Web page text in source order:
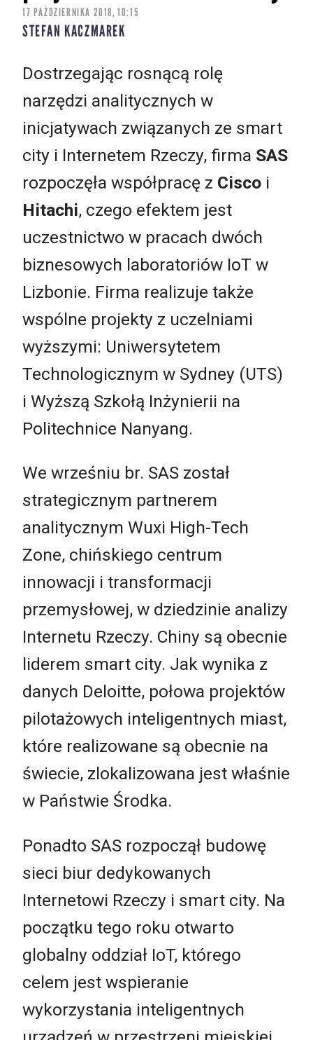
17 PAŹDZIERNIKA 2018, 10:15
STEFAN KACZMAREK
Dostrzegając rosnącą rolę
narzędzi analitycznych w
inicjatywach związanych ze smart
city i Internetem Rzeczy, firma SAS
rozpoczęła współpracę z Cisco i
Hitachi, czego efektem jest
uczestnictwo w pracach dwóch
biznesowych laboratoriów IoT w
Lizbonie. Firma realizuje także
wspólne projekty z uczelniami
wyższymi: Uniwersytetem
Technologicznym w Sydney (UTS)
i Wyższą Szkołą Inżynierii na
Politechnice Nanyang.
We wrześniu br. SAS został
strategicznym partnerem
analitycznym Wuxi High-Tech
Zone, chińskiego centrum
innowacji i transformacji
przemysłowej, w dziedzinie analizy
Internetu Rzeczy. Chiny są obecnie
liderem smart city. Jak wynika z
danych Deloitte, połowa projektów
pilotażowych inteligentnych miast,
które realizowane są obecnie na
świecie, zlokalizowana jest właśnie
w Państwie Środka.
Ponadto SAS rozpoczął budowę
sieci biur dedykowanych
Internetowi Rzeczy i smart city. Na
początku tego roku otwarto
globalny oddział IoT, którego
celem jest wspieranie
wykorzystania inteligentnych